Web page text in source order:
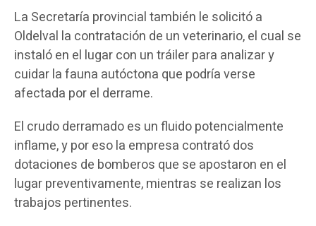
La Secretaría provincial también le solicitó a
Oldelval la contratación de un veterinario, el cual se
instaló en el lugar con un tráiler para analizar y
cuidar la fauna autóctona que podría verse
afectada por el derrame.
El crudo derramado es un fluido potencialmente
inflame, y por eso la empresa contrató dos
dotaciones de bomberos que se apostaron en el
lugar preventivamente, mientras se realizan los
trabajos pertinentes.